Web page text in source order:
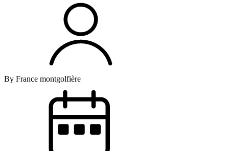
By France montgolfière